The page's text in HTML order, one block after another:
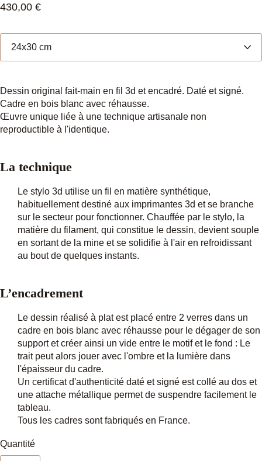
430,00 €
m
n
s
i
o
Dessin original fait-main en fil 3d et encadré. Daté et signé.
Cadre en bois blanc avec réhausse.
Œuvre unique liée à une technique artisanale non
reproductible à l'identique.
La technique
Le stylo 3d utilise un fil en matière synthétique,
habituellement destiné aux imprimantes 3d et se branche
sur le secteur pour fonctionner. Chauffée par le stylo, la
matière du filament, qui constitue le dessin, devient souple
en sortant de la mine et se solidifie à l'air en refroidissant
au bout de quelques instants.
L’encadrement
Le dessin réalisé à plat est placé entre 2 verres dans un
cadre en bois blanc avec réhausse pour le dégager de son
support etcréer ainsi un vide entre le motif et le fond : Le
trait peut alors jouer avec l'ombre et la lumière dans
l'épaisseur du cadre.
Un certificat d'authenticité daté et signé est collé au dos et
une attache métallique permet de suspendre facilement le
tableau.
Tous les cadres sont fabriqués en France.
Quantité